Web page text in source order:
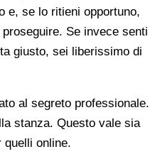
e, se lo ritieni opportuno,
Se invece senti
giusto, sei liberissimo di
al segreto professionale.
stanza. Questo vale sia
quelli online.